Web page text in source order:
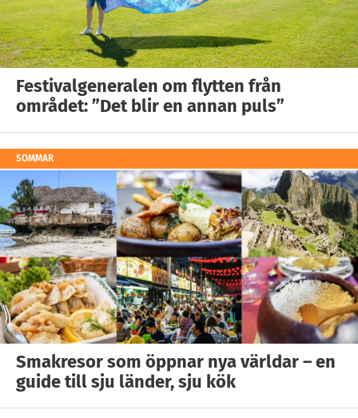
Festivalgeneralen om flytten från
området: ”Det blir en annan puls”
SOMMAR
Smakresor som öppnar nya världar – en
guide till sju länder, sju kök